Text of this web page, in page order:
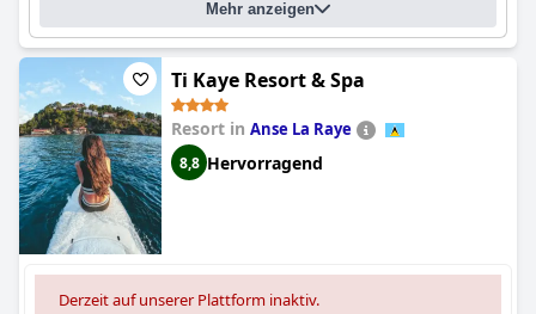
Mehr anzeigen
Ti Kaye Resort & Spa
Resort in Anse La Raye
8,8 Hervorragend
Derzeit auf unserer Plattform inaktiv.